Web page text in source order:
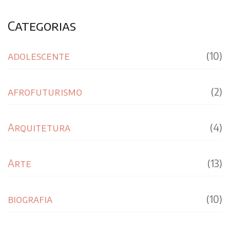
Categorias
adolescente (10)
afrofuturismo (2)
Arquitetura (4)
Arte (13)
biografia (10)